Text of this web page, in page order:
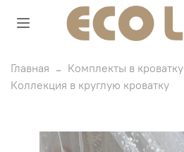
Главная Комплекты в кроватку
Коллекция в круглую кроватку